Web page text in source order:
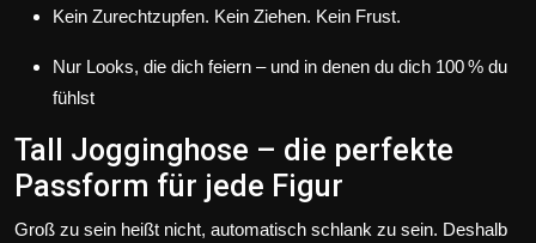
Kein Zurechtzupfen. Kein Ziehen. Kein Frust.
Nur Looks, die dich feiern – und in denen du dich 100 % du
fühlst
Tall Jogginghose – die perfekte
Passform für jede Figur
Groß zu sein heißt nicht, automatisch schlank zu sein. Deshalb